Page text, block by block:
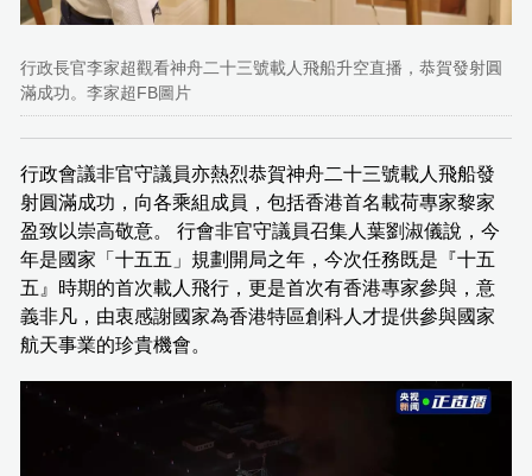
行政長官李家超觀看神舟二十三號載人飛船升空直播，恭賀發射圓
滿成功。李家超FB圖片
行政會議非官守議員亦熱烈恭賀神舟二十三號載人飛船發
射圓滿成功，向各乘組成員，包括香港首名載荷專家黎家
盈致以崇高敬意。 行會非官守議員召集人葉劉淑儀說，今
年是國家「十五五」規劃開局之年，今次任務既是『十五
五』時期的首次載人飛行，更是首次有香港專家參與，意
義非凡，由衷感謝國家為香港特區創科人才提供參與國家
航天事業的珍貴機會。